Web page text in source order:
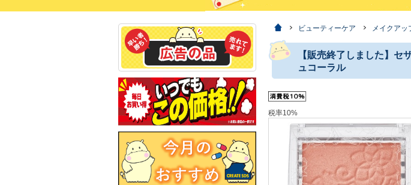
ホームビューティーケア メイクアッ
【販売終了しました】
ュコーラル
税率10%